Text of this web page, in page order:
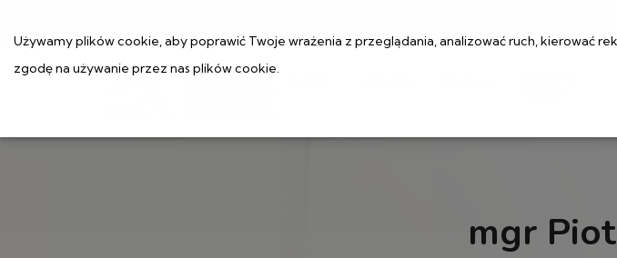
mgr
Używamy plików cookie, aby poprawić Twoje wrażenia z przeglądania, analizować ruch, kierować
zgodę na używanie przez nas plików cookie.